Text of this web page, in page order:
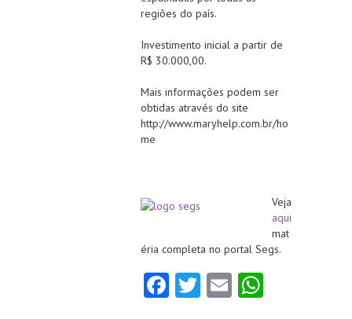
regiões do país.
Investimento inicial a partir de
R$ 30.000,00.
Mais informações podem ser
obtidas através do site
http://www.maryhelp.com.br/ho
me
Veja
aqui
mat
éria completa no portal Segs.
Fa T E